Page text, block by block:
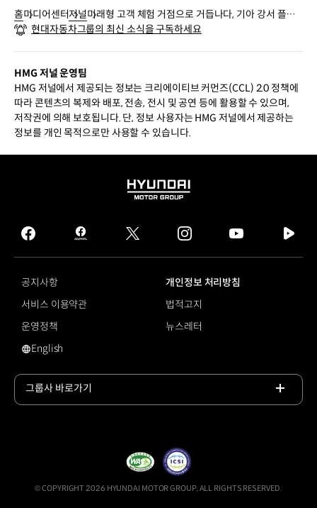
홈미디어센터저널미래형 고객 체험 거점으로 거듭나다, 기아 강서 플래
그십 스토어
현대자동차그룹의 최신 소식을 구독하세요
HMG 저널 운영팀
HMG 저널에서 제공되는 정보는 크리에이티브 커먼즈(CCL) 2.0 정책에
따라 콘텐츠의 복제와 배포, 전송, 전시 및 공연 등에 활용할 수 있으며,
저작권에 의해 보호됩니다. 단, 정보 사용자는 HMG 저널에서 제공하는
정보를 개인 목적으로만 사용할 수 있습니다.
HYUNDAI
GROUP
facebook
hmg
journal
twitter instagram
tv
공지사항
개인정보 처리방침
서비스 이용약관
법적고지
운영정책
뉴스레터
영문 사이트로 이동
English
그룹사 바로가기
© COPYRIGHT 2026 HYUNDAI MOTOR GROUP, ALL RIGHTS RESERVED.